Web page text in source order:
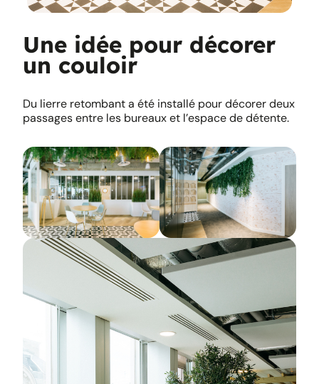
Une idée pour décorer
un couloir
Du lierre retombant a été installé pour décorer deux
passages entre les bureaux et l’espace de détente.